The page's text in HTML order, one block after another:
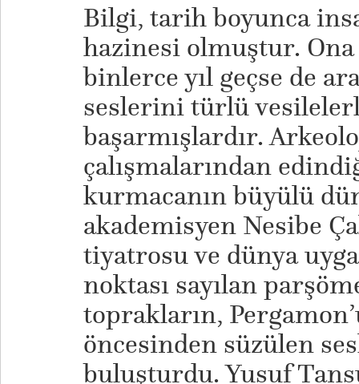
Bilgi, tarih boyunca
hazinesi olmuştur.
binlerce yıl geçse de
seslerini türlü
başarmışlardır.
çalışmalarından
kurmacanın büyülü
akademisyen Nesibe
tiyatrosu ve dünya
noktası sayılan
toprakların,
öncesinden süzülen
buluşturdu. Yusuf